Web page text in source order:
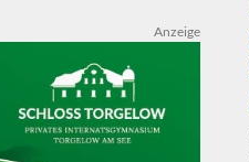
Anzeige